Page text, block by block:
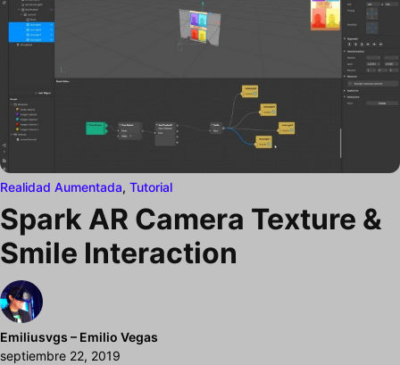
Realidad Aumentada, Tutorial
Spark AR Camera Texture &
Smile Interaction
Emiliusvgs – Emilio Vegas
septiembre 22, 2019